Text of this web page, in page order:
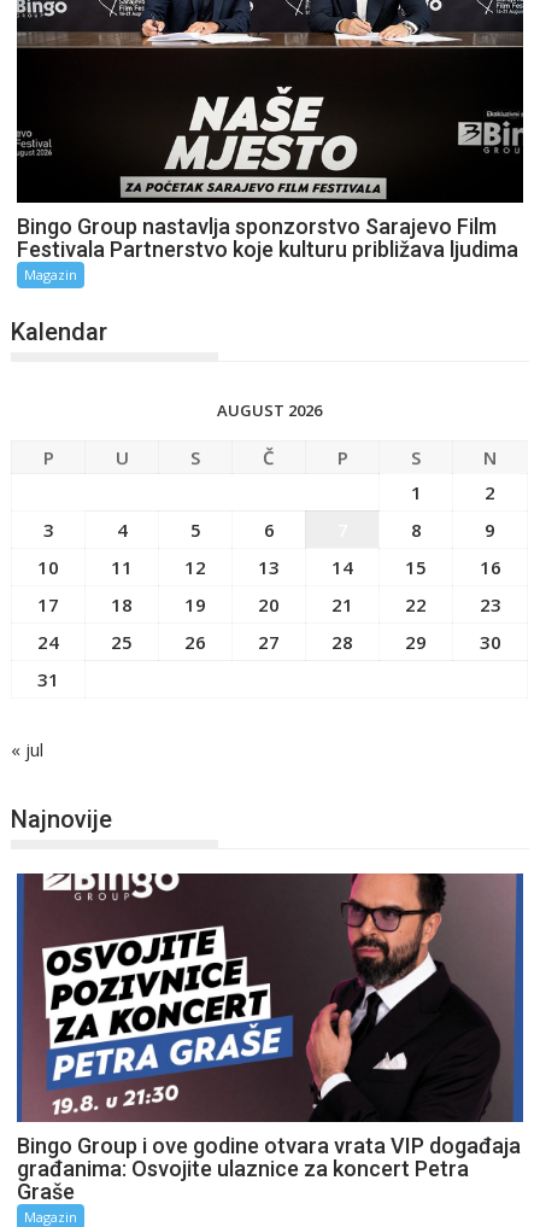
Bingo Group nastavlja sponzorstvo Sarajevo Film
Festivala Partnerstvo koje kulturu približava ljudima
Magazin
Kalendar
AUGUST 2026
P U S Č P S
N
1
2
3
4 5 6 8
9
10
11 12 13 14 15
16
17
18 19 20 21 22
23
24
25 26 27 28 29
30
31
« jul
Najnovije
Bingo Group i ove godine otvara vrata VIP događaja
građanima: Osvojite ulaznice za koncert Petra
Graše
Magazin